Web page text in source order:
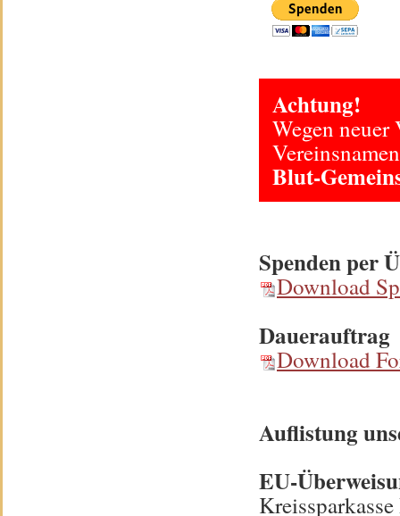
Achtung!
Wegen
Blut-
Spenden per
Download
Dauerauftrag
Download
Auflistung
EU-